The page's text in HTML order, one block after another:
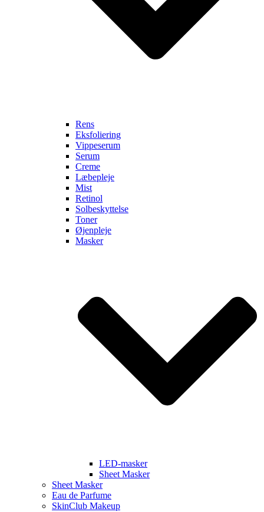
Rens
Eksfoliering
Vippeserum
Serum
Creme
Læbepleje
Mist
Retinol
Solbeskyttelse
Toner
Øjenpleje
Masker
LED-masker
Sheet Masker
Sheet Masker
Eau de Parfume
SkinClub Makeup